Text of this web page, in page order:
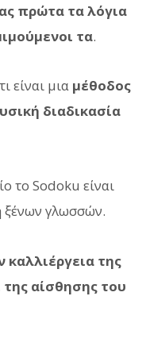
πρώτα τα λόγια
τα.
είναι μια μέθοδος
διαδικασία
το Sodoku είναι
ξένων γλωσσών.
καλλιέργεια της
αίσθησης του